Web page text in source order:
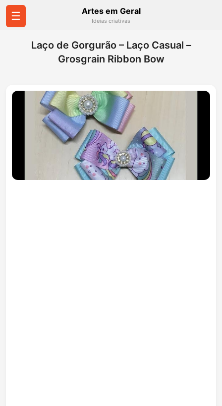
☰ Artes em Geral
Ideias criativas
Laço de Gorgurão – Laço Casual –
Grosgrain Ribbon Bow